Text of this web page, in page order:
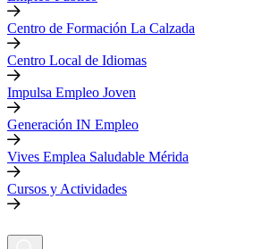
Centro de Formación La Calzada
Centro Local de Idiomas
Impulsa Empleo Joven
Generación IN Empleo
Vives Emplea Saludable Mérida
Cursos y Actividades